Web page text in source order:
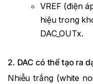
VREF (điện
hiệu trong
DAC_OUTx.
2. DAC có thể tạo ra
Nhiễu trắng (white